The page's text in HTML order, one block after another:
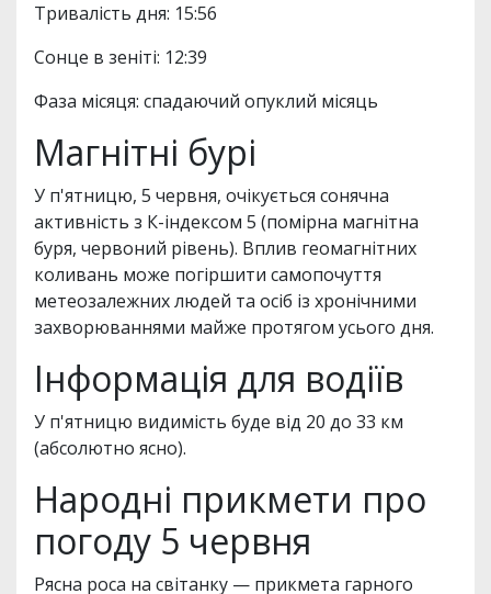
Тривалість дня: 15:56
Сонце в зеніті: 12:39
Фаза місяця: спадаючий опуклий місяць
Магнітні бурі
У п'ятницю, 5 червня, очікується сонячна
активність з К-індексом 5 (помірна магнітна
буря, червоний рівень). Вплив геомагнітних
коливань може погіршити самопочуття
метеозалежних людей та осіб із хронічними
захворюваннями майже протягом усього дня.
Інформація для водіїв
У п'ятницю видимість буде від 20 до 33 км
(абсолютно ясно).
Народні прикмети про
погоду 5 червня
Рясна роса на світанку — прикмета гарного